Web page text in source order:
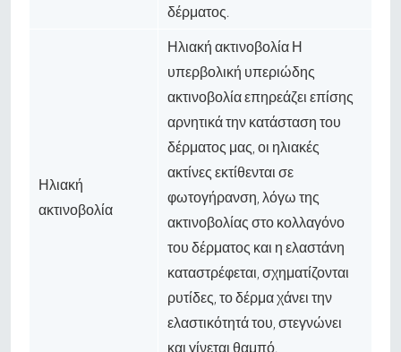
δέρματος.
Ηλιακή
ακτινοβολία
Ηλιακή ακτινοβολία Η
υπερβολική υπεριώδης
ακτινοβολία επηρεάζει επίσης
αρνητικά την κατάσταση του
δέρματος μας, οι ηλιακές
ακτίνες εκτίθενται σε
φωτογήρανση, λόγω της
ακτινοβολίας στο κολλαγόνο
του δέρματος και η ελαστάνη
καταστρέφεται, σχηματίζονται
ρυτίδες, το δέρμα χάνει την
ελαστικότητά του, στεγνώνει
και γίνεται θαμπό.